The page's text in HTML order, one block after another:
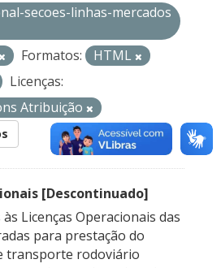
secoes-linhas-mercados
Formatos:
HTML
Licenças:
Atribuição
[Descontinuado]
Licenças Operacionais das
para prestação do
transporte rodoviário